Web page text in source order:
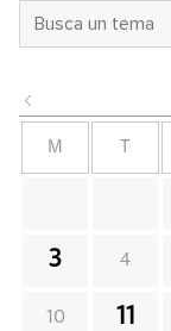
M
3 4
10 11